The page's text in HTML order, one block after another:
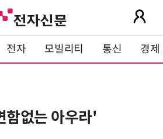
전자 모빌리티 통신 경제
함없는 아우라'